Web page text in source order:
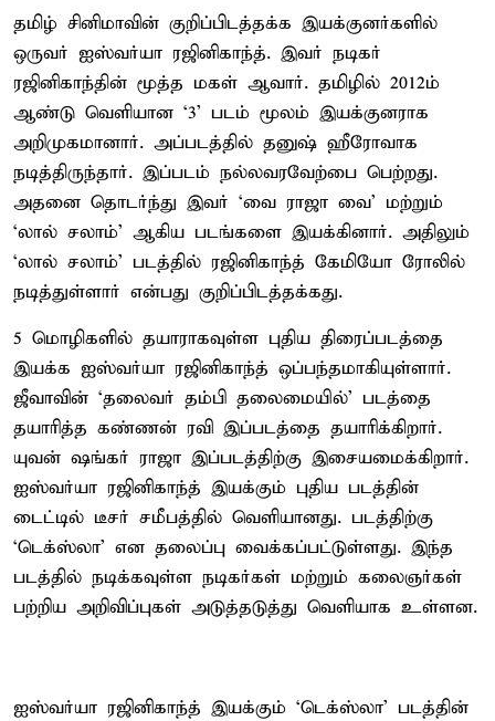
தமிழ் சினிமாவின் குறிப்பிடத்தக்க இயக்குனர்களில்
ஒருவர் ஐஸ்வர்யா ரஜினிகாந்த். இவர் நடிகர்
ரஜினிகாந்தின் மூத்த மகள் ஆவார். தமிழில் 2012ம்
ஆண்டு வெளியான ‘3’ படம் மூலம் இயக்குனராக
அறிமுகமானார். அப்படத்தில் தனுஷ் ஹீரோவாக
நடித்திருந்தார். இப்படம் நல்லவரவேற்பை பெற்றது.
அதனை தொடர்ந்து இவர் ‘வை ராஜா வை’ மற்றும்
‘லால் சலாம்’ ஆகிய படங்களை இயக்கினார். அதிலும்
‘லால் சலாம்’ படத்தில் ரஜினிகாந்த் கேமியோ ரோலில்
நடித்துள்ளார் என்பது குறிப்பிடத்தக்கது.
5 மொழிகளில் தயாராகவுள்ள புதிய திரைப்படத்தை
இயக்க ஐஸ்வர்யா ரஜினிகாந்த் ஒப்பந்தமாகியுள்ளார்.
ஜீவாவின் ‘தலைவர் தம்பி தலைமையில்' படத்தை
தயாரித்த கண்ணன் ரவி இப்படத்தை தயாரிக்கிறார்.
யுவன் ஷங்கர் ராஜா இப்படத்திற்கு இசையமைக்கிறார்.
ஐஸ்வர்யா ரஜினிகாந்த் இயக்கும் புதிய படத்தின்
டைட்டில் டீசர் சமீபத்தில் வெளியானது. படத்திற்கு
‘டெக்ஸ்லா’ என தலைப்பு வைக்கப்பட்டுள்ளது. இந்த
படத்தில் நடிக்கவுள்ள நடிகர்கள் மற்றும் கலைஞர்கள்
பற்றிய அறிவிப்புகள் அடுத்தடுத்து வெளியாக உள்ளன.
ஐஸ்வர்யா ரஜினிகாந்த் இயக்கும் ‘டெக்ஸ்லா’ படத்தின்